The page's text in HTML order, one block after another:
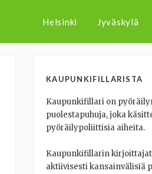
Helsinki Jyväskylä
KAUPUNKIFILLARISTA
Kaupunkifillari on
puolestapuhuja, joka
pyöräilypoliittisia aiheita.
Kaupunkifillarin kirjoittajat
aktiivisesti kansainvälisiä